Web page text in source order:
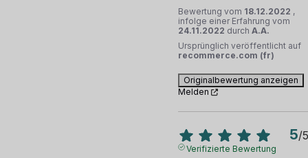
Bewertung vom 18.12.2022 ,
infolge einer Erfahrung vom
24.11.2022 durch A.A.
Ursprünglich veröffentlicht auf
recommerce.com (fr)
Originalbewertung anzeigen
Melden
5/5
Verifizierte Bewertung